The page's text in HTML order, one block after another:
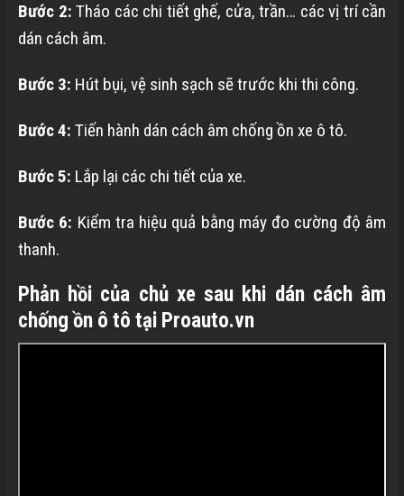
Bước 2: Tháo các chi tiết ghế, cửa, trần… các vị trí cần
dán cách âm.
Bước 3: Hút bụi, vệ sinh sạch sẽ trước khi thi công.
Bước 4: Tiến hành dán cách âm chống ồn xe ô tô.
Bước 5: Lắp lại các chi tiết của xe.
Bước 6: Kiểm tra hiệu quả bằng máy đo cường độ âm
thanh.
Phản hồi của chủ xe sau khi dán cách âm
chống ồn ô tô tại Proauto.vn